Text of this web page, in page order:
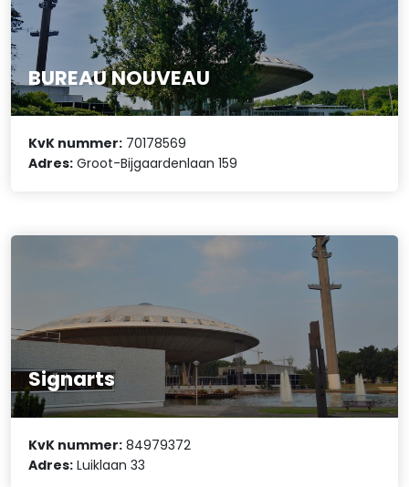
BUREAU NOUVEAU
KvK nummer: 70178569
Adres: Groot-Bijgaardenlaan 159
Signarts
KvK nummer: 84979372
Adres: Luiklaan 33